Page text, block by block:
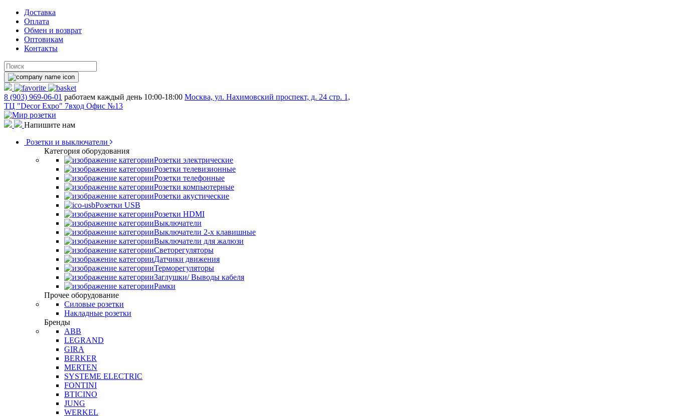
Доставка
Оплата
Обмен и возврат
Оптовикам
Контакты
8 (903) 969-06-01 работаем каждый день 10:00-18:00 Москва, ул. Нахимовский проспект, д. 24 стр. 1,
ТЦ "Decor Expo" 7вход Офис №13
Напишите нам
Розетки и выключатели
Категория оборудования
Розетки электрические
Розетки телевизионные
Розетки телефонные
Розетки компьютерные
Розетки акустические
Розетки USB
Розетки HDMI
Выключатели
Выключатели 2-х клавишные
Выключатели для жалюзи
Светорегуляторы
Датчики движения
Терморегуляторы
Заглушки/ Выводы кабеля
Рамки
Прочее оборудование
Силовые розетки
Накладные розетки
Бренды
ABB
LEGRAND
GIRA
BERKER
MERTEN
SYSTEME ELECTRIC
FONTINI
BTICINO
JUNG
WERKEL